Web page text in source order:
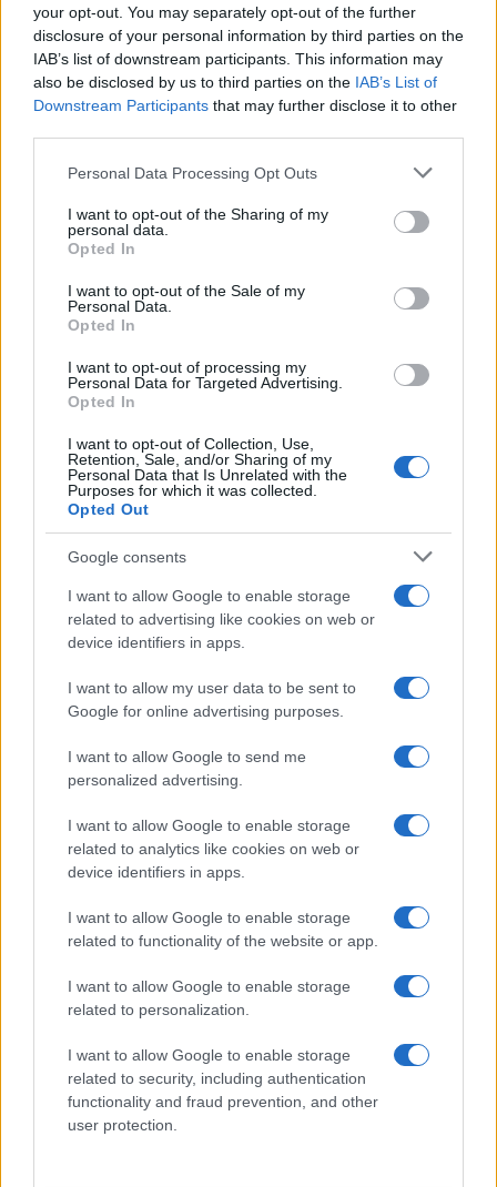
your opt-out. You may separately opt-out of the further
disclosure of your personal information by third parties on the
IAB’s list of downstream participants. This information may
also be disclosed by us to third parties on the IAB’s List of
Downstream Participants that may further disclose it to other
Please note that this website/app uses one or more Google
not limited to your visit or usage behaviour. You may click to
grant or deny consent to Google and its third-party tags to
use your data for below specified purposes in below Google
consent section.
Personal Data Processing Opt Outs
I want to opt-out of the Sharing of my
personal data.
Opted In
I want to opt-out of the Sale of my
Personal Data.
Opted In
I want to opt-out of processing my
Personal Data for Targeted Advertising.
Opted In
I want to opt-out of Collection, Use,
Retention, Sale, and/or Sharing of my
Personal Data that Is Unrelated with the
Purposes for which it was collected.
Opted Out
Google consents
I want to allow Google to enable storage
related to advertising like cookies on web or
device identifiers in apps.
I want to allow my user data to be sent to
Google for online advertising purposes.
I want to allow Google to send me
personalized advertising.
I want to allow Google to enable storage
related to analytics like cookies on web or
device identifiers in apps.
I want to allow Google to enable storage
related to functionality of the website or app.
I want to allow Google to enable storage
related to personalization.
I want to allow Google to enable storage
related to security, including authentication
functionality and fraud prevention, and other
user protection.
sull’evento nerd di Perugia
Andrea Conforti · 6 Ago 2026
NERD NEWS
Boom del settore tech italiano: 652 milioni in venture
capital nel primo semestre 2026
NERD NEWS
Malescomics 2026: eventi, ospiti e attività in Valle
Vigezzo
Andrea Conforti · 5 Ago 2026